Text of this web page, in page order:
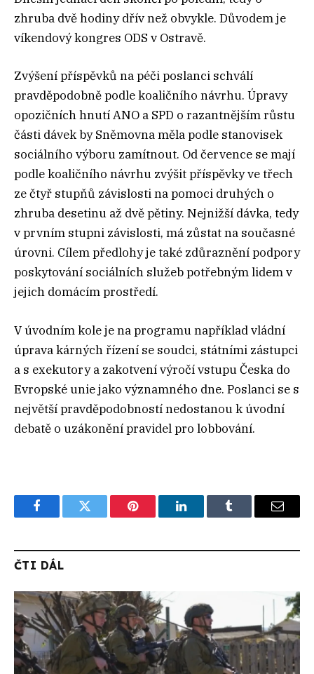
zhruba dvě hodiny dřív než obvykle. Důvodem je
víkendový kongres ODS v Ostravě.
Zvýšení příspěvků na péči poslanci schválí
pravděpodobně podle koaličního návrhu. Úpravy
opozičních hnutí ANO a SPD o razantnějším růstu
části dávek by Sněmovna měla podle stanovisek
sociálního výboru zamítnout. Od července se mají
podle koaličního návrhu zvýšit příspěvky ve třech
ze čtyř stupňů závislosti na pomoci druhých o
zhruba desetinu až dvě pětiny. Nejnižší dávka, tedy
v prvním stupni závislosti, má zůstat na současné
úrovni. Cílem předlohy je také zdůraznění podpory
poskytování sociálních služeb potřebným lidem v
jejich domácím prostředí.
V úvodním kole je na programu například vládní
úprava kárných řízení se soudci, státními zástupci
a s exekutory a zakotvení výročí vstupu Česka do
Evropské unie jako významného dne. Poslanci se s
největší pravděpodobností nedostanou k úvodní
debatě o uzákonění pravidel pro lobbování.
FacebookTwitter Pinterest LinkedInTumblr Email
ČTI DÁL